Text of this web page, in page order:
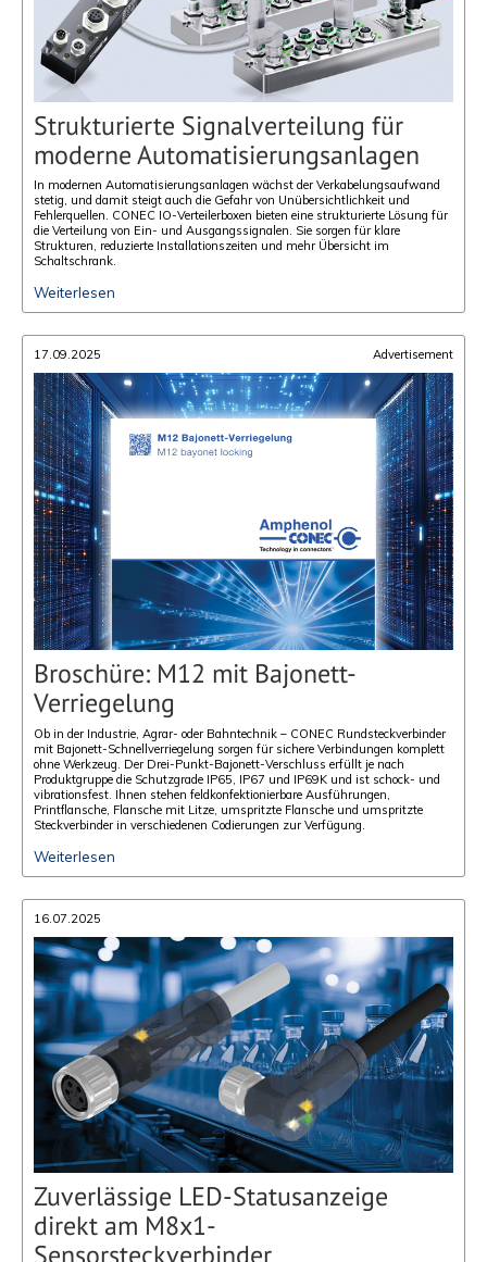
Strukturierte Signalverteilung für
moderne Automatisierungsanlagen
In modernen Automatisierungsanlagen wächst der Verkabelungsaufwand
stetig, und damit steigt auch die Gefahr von Unübersichtlichkeit und
Fehlerquellen. CONEC IO-Verteilerboxen bieten eine strukturierte Lösung für
die Verteilung von Ein- und Ausgangssignalen. Sie sorgen für klare
Strukturen, reduzierte Installationszeiten und mehr Übersicht im
Schaltschrank.
Weiterlesen
17.09.2025 Advertisement
Broschüre: M12 mit Bajonett-
Verriegelung
Ob in der Industrie, Agrar- oder Bahntechnik – CONEC Rundsteckverbinder
mit Bajonett-Schnellverriegelung sorgen für sichere Verbindungen komplett
ohne Werkzeug. Der Drei-Punkt-Bajonett-Verschluss erfüllt je nach
Produktgruppe die Schutzgrade IP65, IP67 und IP69K und ist schock- und
vibrationsfest. Ihnen stehen feldkonfektionierbare Ausführungen,
Printflansche, Flansche mit Litze, umspritzte Flansche und umspritzte
Steckverbinder in verschiedenen Codierungen zur Verfügung.
Weiterlesen
16.07.2025
Zuverlässige LED-Statusanzeige
direkt am M8x1-
Sensorsteckverbinder